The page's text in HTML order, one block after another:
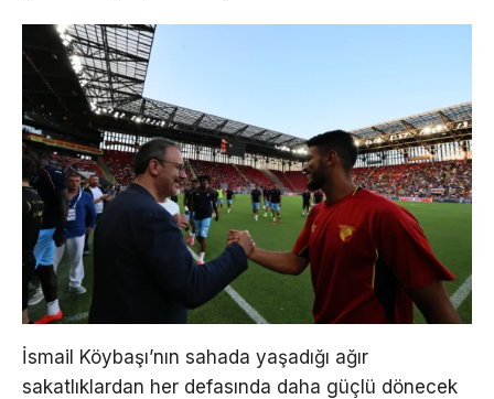
İsmail Köybaşı’nın sahada yaşadığı ağır
sakatlıklardan her defasında daha güçlü dönecek